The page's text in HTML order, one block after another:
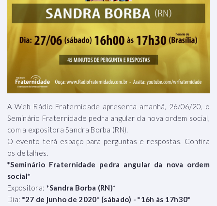
A Web Rádio Fraternidade apresenta amanhã, 26/06/20, o
Seminário Fraternidade pedra angular da nova ordem social,
com a expositora Sandra Borba (RN).
O evento terá espaço para perguntas e respostas. Confira
os detalhes.
*Seminário Fraternidade pedra angular da nova ordem
social*
Expositora: *Sandra Borba (RN)*
Dia: *27 de junho de 2020* (sábado) - *16h às 17h30*